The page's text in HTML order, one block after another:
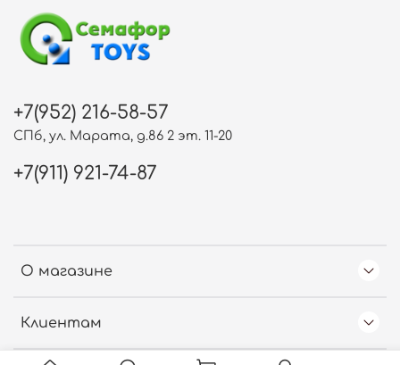
О магазине
Клиентам
+7(952) 216-58-57
СПб, ул. Марата, д.86 2 эт. 11-20
+7(911) 921-74-87